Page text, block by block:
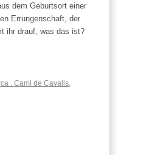
dem Geburtsort einer
Errungenschaft, der
ihr drauf, was das ist?
. Cami de Cavalls,